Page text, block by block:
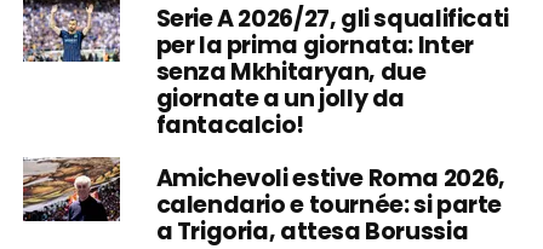
Serie A 2026/27, gli squalificati
per la prima giornata: Inter
senza Mkhitaryan, due
giornate a un jolly da
fantacalcio!
Amichevoli estive Roma 2026,
calendario e tournée: si parte
a Trigoria, attesa Borussia